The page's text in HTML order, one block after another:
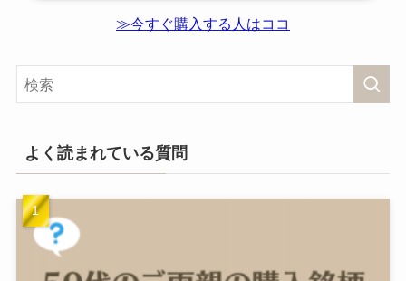
≫今すぐ購入する人はココ
よく読まれている質問